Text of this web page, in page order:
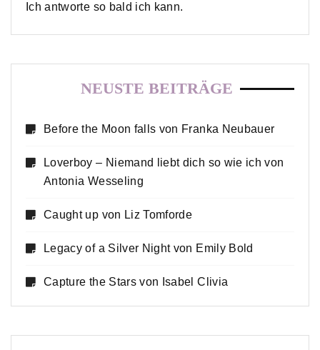
Ich antworte so bald ich kann.
NEUSTE BEITRÄGE
Before the Moon falls von Franka Neubauer
Loverboy – Niemand liebt dich so wie ich von
Antonia Wesseling
Caught up von Liz Tomforde
Legacy of a Silver Night von Emily Bold
Capture the Stars von Isabel Clivia